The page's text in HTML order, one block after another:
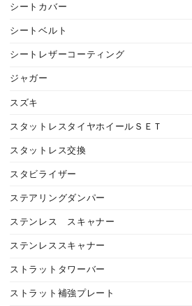
シートカバー
シートベルト
シートレザーコーティング
ジャガー
スズキ
スタットレスタイヤホイールＳＥＴ
スタットレス交換
スタビライザー
ステアリングダンパー
ステンレス スキャナー
ステンレススキャナー
ストラットタワーバー
ストラット補強プレート